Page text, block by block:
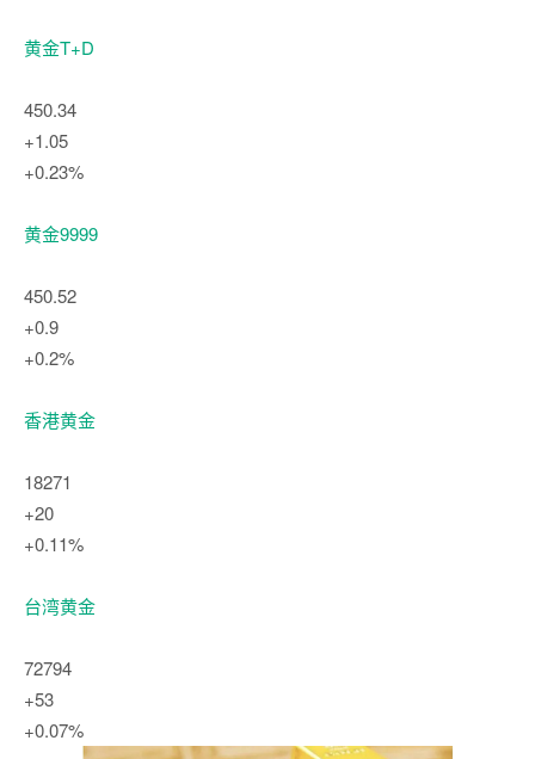
黄金T+D
450.34
+1.05
+0.23%
黄金9999
450.52
+0.9
+0.2%
香港黄金
18271
+20
+0.11%
台湾黄金
72794
+53
+0.07%